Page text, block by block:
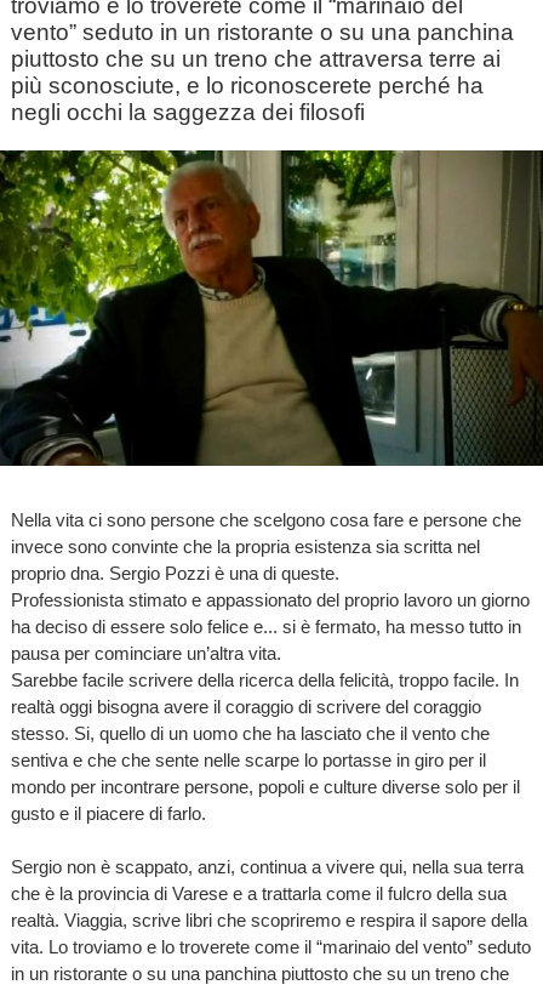
troviamo e lo troverete come il “marinaio del
vento” seduto in un ristorante o su una panchina
piuttosto che su un treno che attraversa terre ai
più sconosciute, e lo riconoscerete perché ha
negli occhi la saggezza dei filosofi
Nella vita ci sono persone che scelgono cosa fare e persone che
invece sono convinte che la propria esistenza sia scritta nel
proprio dna. Sergio Pozzi è una di queste.
Professionista stimato e appassionato del proprio lavoro un giorno
ha deciso di essere solo felice e... si è fermato, ha messo tutto in
pausa per cominciare un’altra vita.
Sarebbe facile scrivere della ricerca della felicità, troppo facile. In
realtà oggi bisogna avere il coraggio di scrivere del coraggio
stesso. Si, quello di un uomo che ha lasciato che il vento che
sentiva e che che sente nelle scarpe lo portasse in giro per il
mondo per incontrare persone, popoli e culture diverse solo per il
gusto e il piacere di farlo.
Sergio non è scappato, anzi, continua a vivere qui, nella sua terra
che è la provincia di Varese e a trattarla come il fulcro della sua
realtà. Viaggia, scrive libri che scopriremo e respira il sapore della
vita. Lo troviamo e lo troverete come il “marinaio del vento” seduto
in un ristorante o su una panchina piuttosto che su un treno che